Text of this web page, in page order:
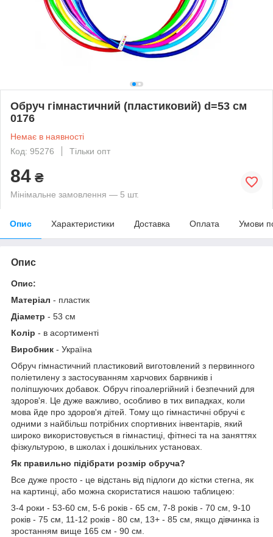
Обруч гімнастичний (пластиковий) d=53 см
0176
Немає в наявності
Код: 95276
Тільки опт
84 ₴
Мінімальне замовлення — 5 шт.
Опис Характеристики Доставка Оплата Умови
Опис
Опис:
Матеріал - пластик
Діаметр - 53 см
Колір - в асортименті
Виробник - Україна
Обруч гімнастичний пластиковий виготовлений з первинного
поліетилену з застосуванням харчових барвників і
поліпшуючих добавок. Обруч гіпоалергійний і безпечний для
здоров'я. Це дуже важливо, особливо в тих випадках, коли
мова йде про здоров'я дітей. Тому що гімнастичні обручі є
одними з найбільш потрібних спортивних інвентарів, який
широко використовується в гімнастиці, фітнесі та на заняттях
фізкультурою, в школах і дошкільних установах.
Як правильно підібрати розмір обруча?
Все дуже просто - це відстань від підлоги до кістки стегна, як
на картинці, або можна скористатися нашою таблицею:
3-4 роки - 53-60 см, 5-6 років - 65 см, 7-8 років - 70 см, 9-10
років - 75 см, 11-12 років - 80 см, 13+ - 85 см, якщо дівчинка із
зростанням вище 165 см - 90 см.